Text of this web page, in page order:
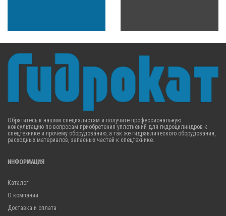
Обратитесь к нашим специалистам и получите профессиональную
консультацию по вопросам приобретения уплотнений для гидроцилиндров к
спецтехнике и прочему оборудованию, а так же гидравлического оборудования,
расходных материалов, запасных частей к спецтехнике.
ИНФОРМАЦИЯ
Каталог
О компании
Доставка и оплата